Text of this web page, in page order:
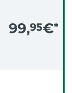
99,95€*